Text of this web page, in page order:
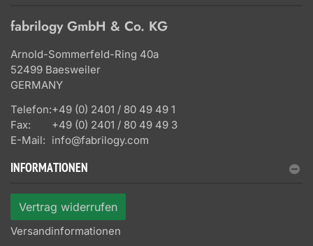
fabrilogy GmbH & Co. KG
Arnold-Sommerfeld-Ring 40a
52499 Baesweiler
GERMANY
Telefon:+49 (0) 2401 / 80 49 49 1
Fax:
+49 (0) 2401 / 80 49 49 3
E-Mail: info@fabrilogy.com
INFORMATIONEN
Vertrag widerrufen
Versandinformationen